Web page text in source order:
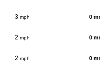
3 mph 0
2 mph 0
2 mph 0